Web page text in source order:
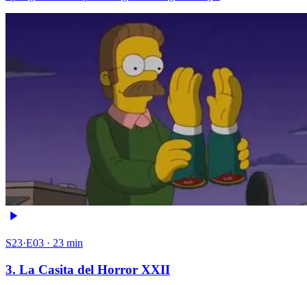
S23·E03 · 23 min
3. La Casita del Horror XXII